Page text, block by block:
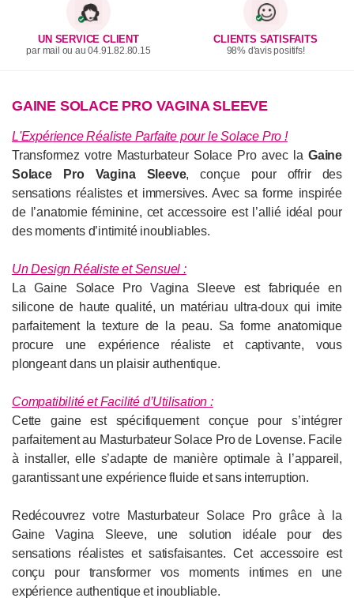
UN SERVICE CLIENT
par mail ou au 04.91.82.80.15
CLIENTS SATISFAITS
98% d'avis positifs!
GAINE SOLACE PRO VAGINA SLEEVE
L'Expérience Réaliste Parfaite pour le Solace Pro !
Transformez votre Masturbateur Solace Pro avec la Gaine
Solace Pro Vagina Sleeve, conçue pour offrir des
sensations réalistes et immersives. Avec sa forme inspirée
de l’anatomie féminine, cet accessoire est l’allié idéal pour
des moments d’intimité inoubliables.
Un Design Réaliste et Sensuel :
La Gaine Solace Pro Vagina Sleeve est fabriquée en
silicone de haute qualité, un matériau ultra-doux qui imite
parfaitement la texture de la peau. Sa forme anatomique
procure une expérience réaliste et captivante, vous
plongeant dans un plaisir authentique.
Compatibilité et Facilité d’Utilisation :
Cette gaine est spécifiquement conçue pour s’intégrer
parfaitement au Masturbateur Solace Pro de Lovense. Facile
à installer, elle s’adapte de manière optimale à l’appareil,
garantissant une expérience fluide et sans interruption.
Redécouvrez votre Masturbateur Solace Pro grâce à la
Gaine Vagina Sleeve, une solution idéale pour des
sensations réalistes et satisfaisantes. Cet accessoire est
conçu pour transformer vos moments intimes en une
expérience authentique et inoubliable.